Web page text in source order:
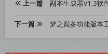
上一篇 副本生成器V1.3软
下一篇 梦之巅多功能版本